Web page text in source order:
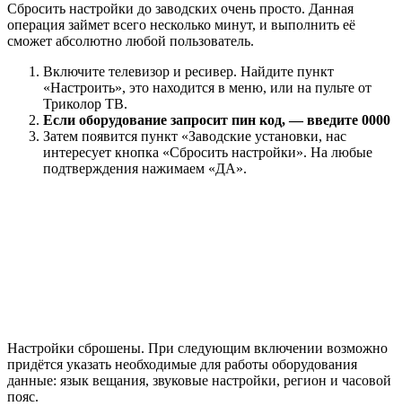
Сбросить настройки до заводских очень просто. Данная
операция займет всего несколько минут, и выполнить её
сможет абсолютно любой пользователь.
Включите телевизор и ресивер. Найдите пункт
«Настроить», это находится в меню, или на пульте от
Триколор ТВ.
Если оборудование запросит пин код, — введите 0000
Затем появится пункт «Заводские установки, нас
интересует кнопка «Сбросить настройки». На любые
подтверждения нажимаем «ДА».
Настройки сброшены. При следующим включении возможно
придётся указать необходимые для работы оборудования
данные: язык вещания, звуковые настройки, регион и часовой
пояс.